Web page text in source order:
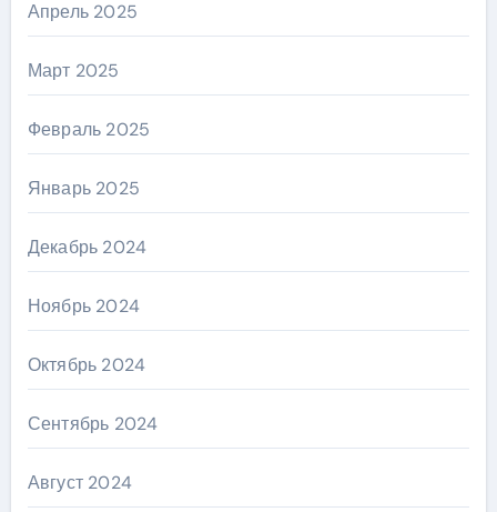
Апрель 2025
Март 2025
Февраль 2025
Январь 2025
Декабрь 2024
Ноябрь 2024
Октябрь 2024
Сентябрь 2024
Август 2024